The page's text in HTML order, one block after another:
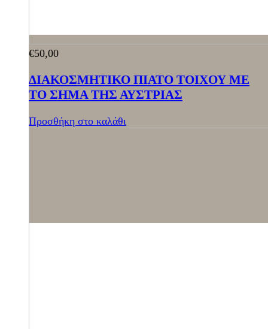
€50,00
ΔΙΑΚΟΣΜΗΤΙΚΟ ΠΙΑΤΟ ΤΟΙΧΟΥ ΜΕ
ΤΟ ΣΗΜΑ ΤΗΣ ΑΥΣΤΡΙΑΣ
Προσθήκη στο καλάθι